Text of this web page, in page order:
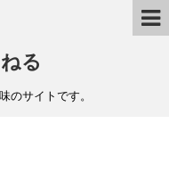
る
のサイトです。